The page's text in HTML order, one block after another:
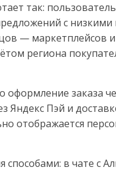
так:
с
— маркетплейсов
региона
оформление заказа
Яндекс Пэй и
отображается
в чате с